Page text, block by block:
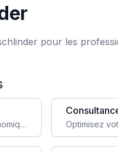
pour les
Simplifiez votre communication avec une solution VoIP flexible, économique et adaptée à vos besoins professionnels.